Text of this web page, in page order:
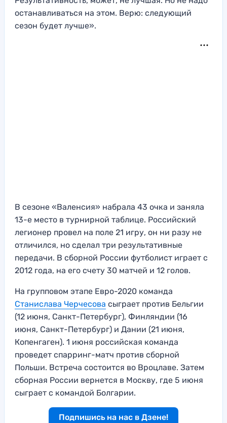
останавливаться на этом. Верю: следующий
сезон будет лучше».
В сезоне «Валенсия» набрала 43 очка и заняла
13-е место в турнирной таблице. Российский
легионер провел на поле 21 игру, он ни разу не
отличился, но сделал три результативные
передачи. В сборной России футболист играет с
2012 года, на его счету 30 матчей и 12 голов.
На групповом этапе Евро-2020 команда
Станислава Черчесова сыграет против Бельгии
(12 июня, Санкт-Петербург), Финляндии (16
июня, Санкт-Петербург) и Дании (21 июня,
Копенгаген). 1 июня российская команда
проведет спарринг-матч против сборной
Польши. Встреча состоится во Вроцлаве. Затем
сборная России вернется в Москву, где 5 июня
сыграет с командой Болгарии.
Подпишись на нас в Дзене!